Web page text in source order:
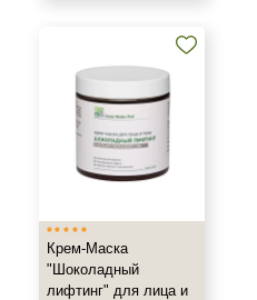
Крем-Маска
"Шоколадный
лифтинг" для лица и